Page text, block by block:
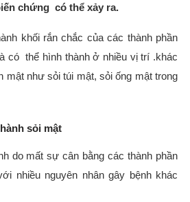
chứng có thể xảy ra.
khối rắn chắc của các thành phần
có thể hình thành ở nhiều vị trí .khác
mật như sỏi túi mật, sỏi ống mật trong
sỏi mật
do mất sự cân bằng các thành phần
nhiều nguyên nhân gây bệnh khác